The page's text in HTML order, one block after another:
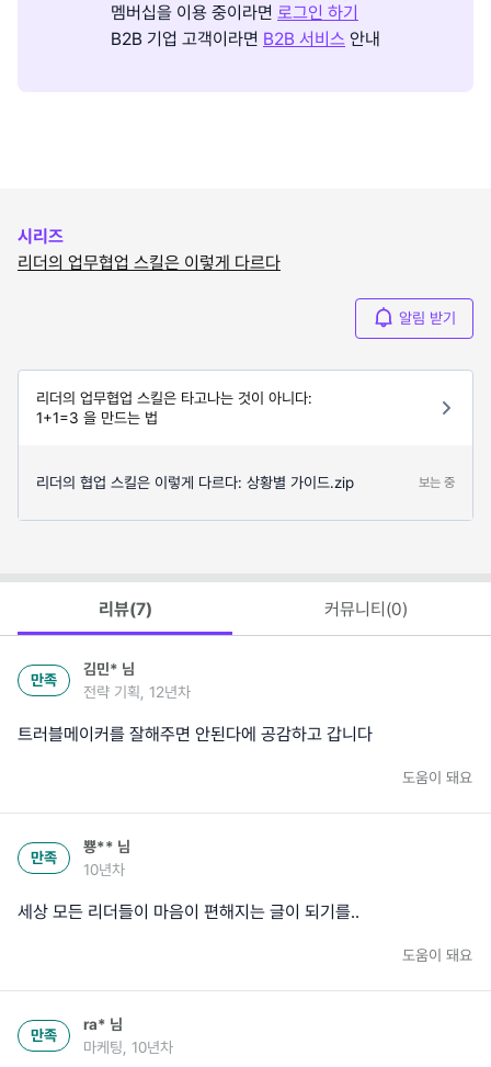
멤버십을 이용 중이라면 로그인 하기
B2B 기업 고객이라면 B2B 서비스 안내
시리즈
리더의 업무협업 스킬은 이렇게 다르다
알림 받기
리더의 업무협업 스킬은 타고나는 것이 아니다:
1+1=3 을 만드는 법
리더의 협업 스킬은 이렇게 다르다: 상황별 가이드.zip 보는 중
리뷰(7) 커뮤니티(0)
만족
김민* 님
전략 기획, 12년차
트러블메이커를 잘해주면 안된다에 공감하고 갑니다
도움이 돼요
만족
뿅** 님
10년차
세상 모든 리더들이 마음이 편해지는 글이 되기를..
도움이 돼요
만족
ra* 님
마케팅, 10년차